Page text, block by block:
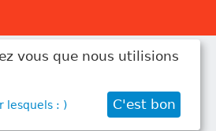
vous que nous utilisions
lesquels : ) C'est bon